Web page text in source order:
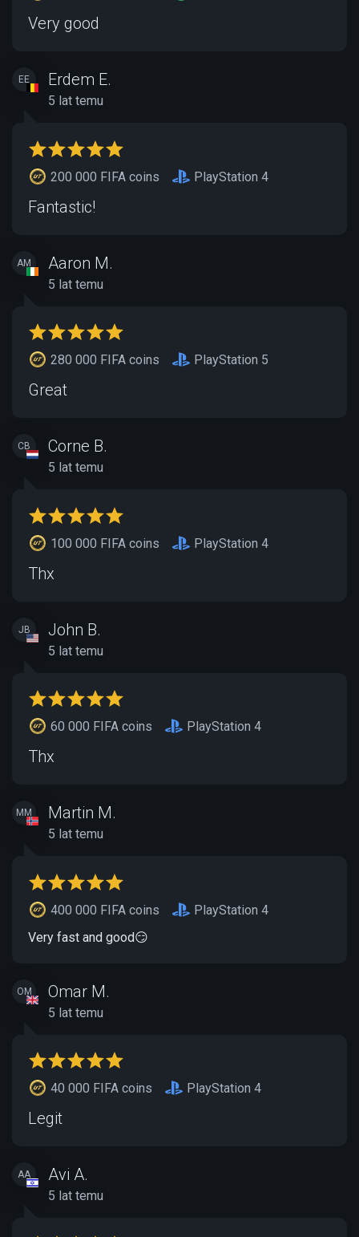
Very good
EE Erdem E.
5 lat temu
200 000 FIFA coins PlayStation 4
Fantastic!
AM Aaron M.
5 lat temu
280 000 FIFA coins PlayStation 5
Great
CB Corne B.
5 lat temu
100 000 FIFA coins PlayStation 4
Thx
JB John B.
5 lat temu
60 000 FIFA coins PlayStation 4
Thx
MM Martin M.
5 lat temu
400 000 FIFA coins
PlayStation 4
Very fast and good😏
OM Omar M.
5 lat temu
40 000 FIFA coins PlayStation 4
Legit
AA Avi A.
5 lat temu